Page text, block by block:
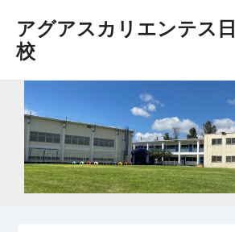
アグアスカリエンテス
校